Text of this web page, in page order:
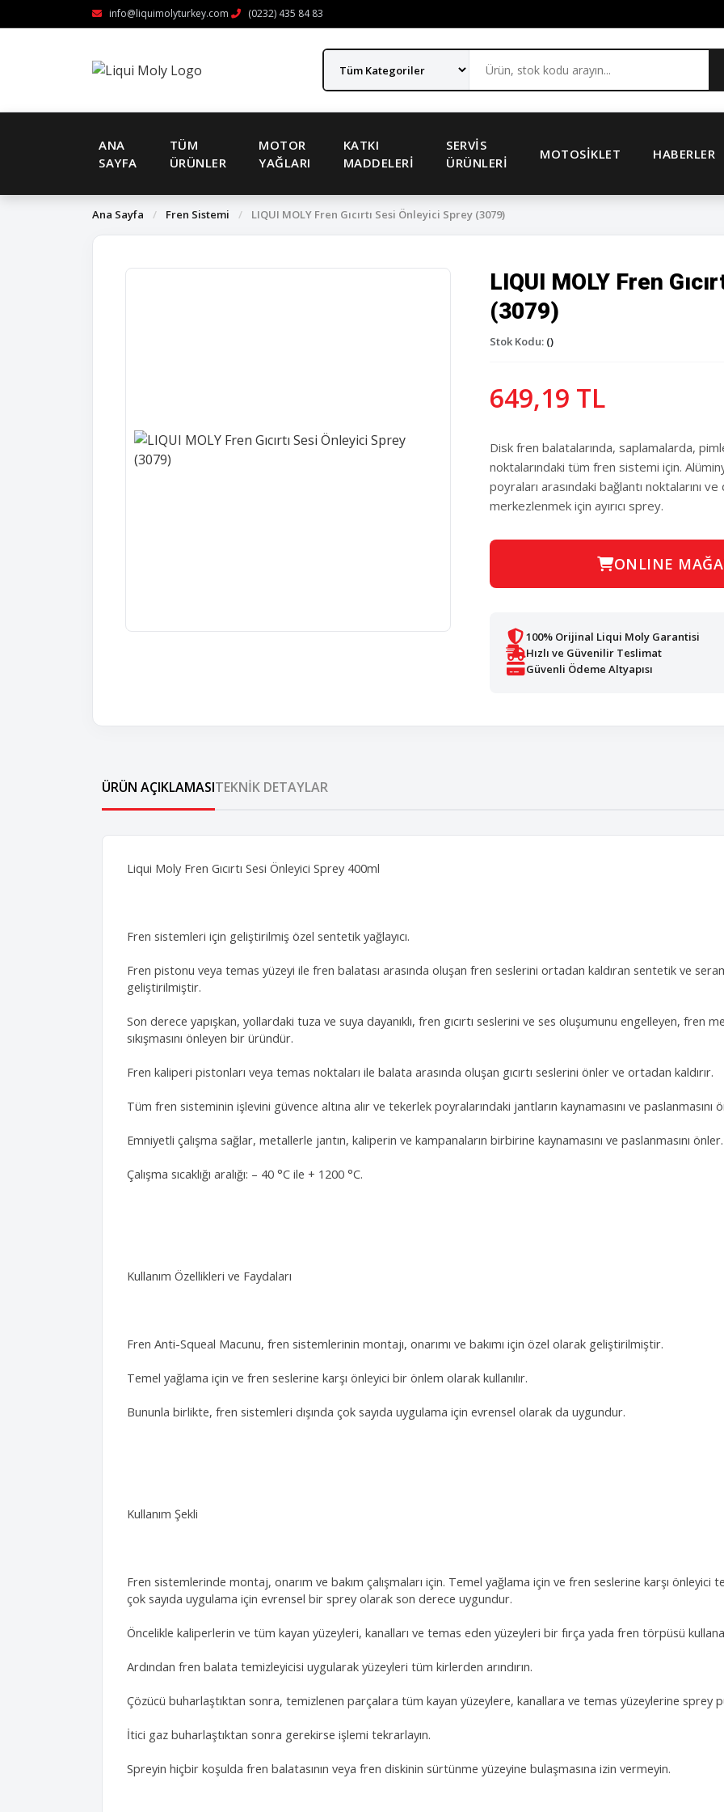
info@liquimolyturkey.com (0232) 435 84 83
ANA
SAYFA
TÜM
ÜRÜNLER
MOTOR
YAĞLARI
KATKI
MADDELERI
SERVIS
ÜRÜNLERI
MOTOSIKLET HABERLER
Ana Sayfa / Fren Sistemi / LIQUI MOLY Fren Gıcırtı Sesi Önleyici Sprey (3079)
LIQUI MOLY Fren
(3079)
Stok Kodu: ()
649,19 TL
Disk fren balatalarında, saplamalarda,
noktalarındaki tüm fren sistemi için.
poyraları arasındaki bağlantı noktalarını ve
merkezlenmek için ayırıcı sprey.
ONLINE
100% Orijinal Liqui Moly Garantisi
Hızlı ve Güvenilir Teslimat
Güvenli Ödeme Altyapısı
ÜRÜN AÇIKLAMASITEKNIK DETAYLAR
Liqui Moly Fren Gıcırtı Sesi Önleyici Sprey 400ml
Fren sistemleri için geliştirilmiş özel sentetik yağlayıcı.
Fren pistonu veya temas yüzeyi ile fren balatası arasında oluşan fren seslerini ortadan kaldıran sentetik ve
geliştirilmiştir.
Son derece yapışkan, yollardaki tuza ve suya dayanıklı, fren gıcırtı seslerini ve ses oluşumunu engelleyen, fren
sıkışmasını önleyen bir üründür.
Fren kaliperi pistonları veya temas noktaları ile balata arasında oluşan gıcırtı seslerini önler ve ortadan kaldırır.
Tüm fren sisteminin işlevini güvence altına alır ve tekerlek poyralarındaki jantların kaynamasını ve paslanmasını
Emniyetli çalışma sağlar, metallerle jantın, kaliperin ve kampanaların birbirine kaynamasını ve paslanmasını önler.
Çalışma sıcaklığı aralığı: – 40 °C ile + 1200 °C.
Kullanım Özellikleri ve Faydaları
Fren Anti-Squeal Macunu, fren sistemlerinin montajı, onarımı ve bakımı için özel olarak geliştirilmiştir.
Temel yağlama için ve fren seslerine karşı önleyici bir önlem olarak kullanılır.
Bununla birlikte, fren sistemleri dışında çok sayıda uygulama için evrensel olarak da uygundur.
Kullanım Şekli
Fren sistemlerinde montaj, onarım ve bakım çalışmaları için. Temel yağlama için ve fren seslerine karşı önleyici
çok sayıda uygulama için evrensel bir sprey olarak son derece uygundur.
Öncelikle kaliperlerin ve tüm kayan yüzeyleri, kanalları ve temas eden yüzeyleri bir fırça yada fren törpüsü
Ardından fren balata temizleyicisi uygularak yüzeyleri tüm kirlerden arındırın.
Çözücü buharlaştıktan sonra, temizlenen parçalara tüm kayan yüzeylere, kanallara ve temas yüzeylerine sprey
İtici gaz buharlaştıktan sonra gerekirse işlemi tekrarlayın.
Spreyin hiçbir koşulda fren balatasının veya fren diskinin sürtünme yüzeyine bulaşmasına izin vermeyin.